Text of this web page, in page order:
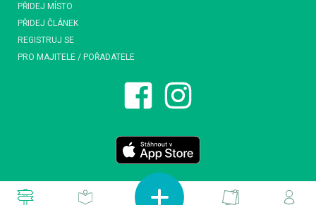
PŘIDEJ MÍSTO
PŘIDEJ ČLÁNEK
REGISTRUJ SE
PRO MAJITELE / POŘADATELE